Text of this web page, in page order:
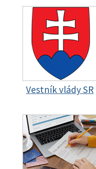
Vestník vlády SR